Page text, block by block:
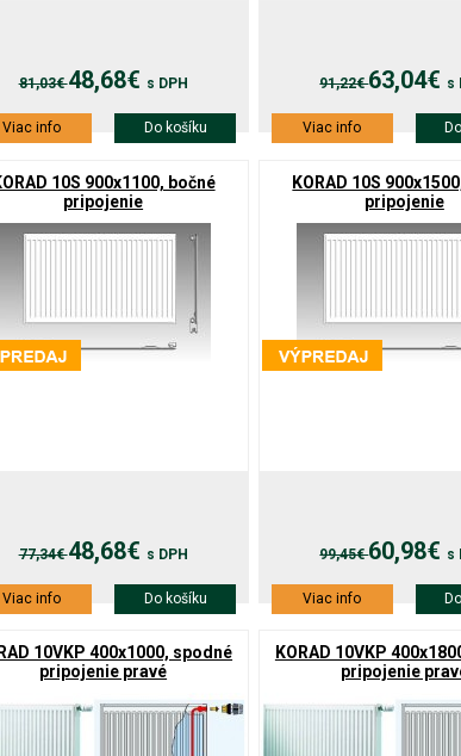
81,03€48,68€ s DPH
Viac info Do košíku
91,22€63,04€ s
Viac info
10S 900x1100, bočné
pripojenie
77,34€48,68€ s DPH
Viac info Do košíku
KORAD 10S
pripojenie
99,45€60,98€ s
Viac info
10VKP 400x1000, spodné
pripojenie pravé
KORAD 10VKP
pripojenie